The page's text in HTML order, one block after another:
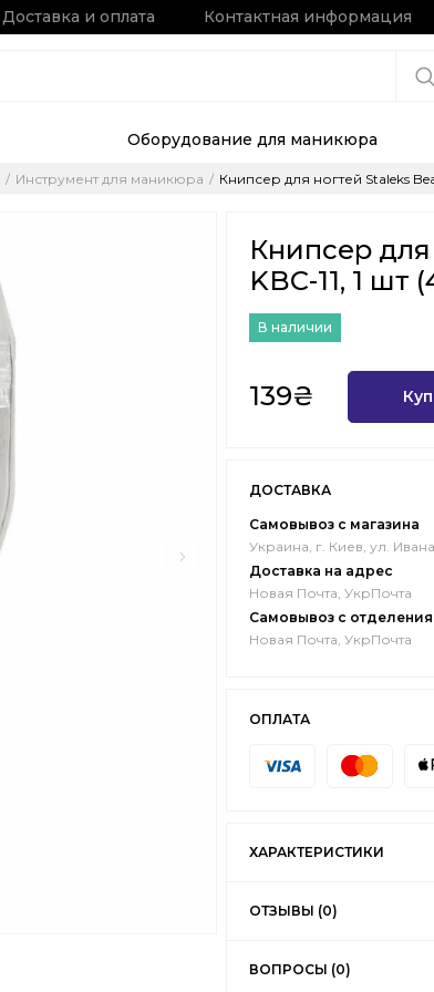
Доставка и оплата Контактная информация
Оборудование для маникюра
Инструмент для маникюра Книпсер для ногтей Staleks
Книпсер для
KBC-11, 1 шт
В наличии
139₴
ДОСТАВКА
Самовывоз с магазина
Украина, г. Киев, ул.
Доставка на адрес
Новая Почта, УкрПочта
Самовывоз с отделения
Новая Почта, УкрПочта
ОПЛАТА
ХАРАКТЕРИСТИКИ
ОТЗЫВЫ (0)
ВОПРОСЫ (0)